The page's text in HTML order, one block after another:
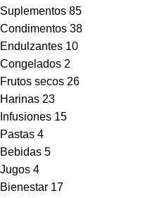
Suplementos 85
Condimentos 38
Endulzantes 10
Congelados 2
Frutos secos 26
Harinas 23
Infusiones 15
Pastas 4
Bebidas 5
Jugos 4
Bienestar 17